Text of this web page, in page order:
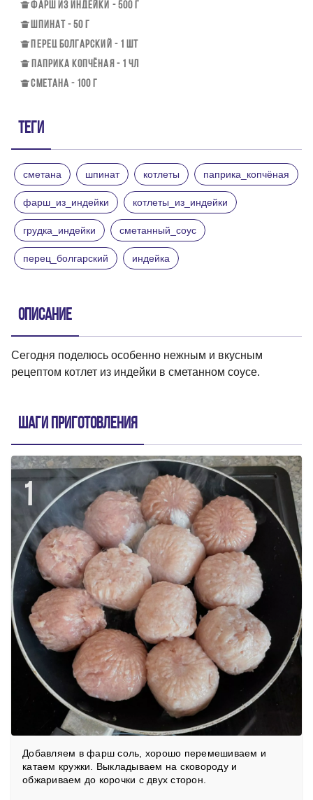
ФАРШ ИЗ ИНДЕЙКИ - 500 Г
ШПИНАТ - 50 Г
ПЕРЕЦ БОЛГАРСКИЙ - 1 ШТ
ПАПРИКА КОПЧЁНАЯ - 1 ЧЛ
СМЕТАНА - 100 Г
Теги
сметана шпинат котлеты паприка_копчёная
фарш_из_индейки котлеты_из_индейки
грудка_индейки сметанный_соус
перец_болгарский индейка
Описание
Сегодня поделюсь особенно нежным и вкусным
рецептом котлет из индейки в сметанном соусе.
Шаги приготовления
1
Добавляем в фарш соль, хорошо перемешиваем и
катаем кружки. Выкладываем на сковороду и
обжариваем до корочки с двух сторон.